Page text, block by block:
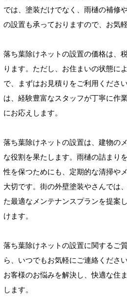
では、塗装だけでなく、雨樋の補修
の設置も承っておりますので、お気
落ち葉除けネットの設置の価格は、
ります。ただし、お住まいの状態に
で、まずはお見積りをご利用くださ
は、経験豊富なスタッフが丁寧に作
にお応えします。
落ち葉除けネットの設置は、建物の
な役割を果たします。雨樋の詰まり
性を保つためにも、定期的な清掃や
大切です。街の外壁塗装やさんでは
た最適なメンテナンスプランを提案
けます。
落ち葉除けネットの設置に関するご
ら、いつでもお気軽にご連絡くださ
お客様のお悩みを解決し、快適な住
します。